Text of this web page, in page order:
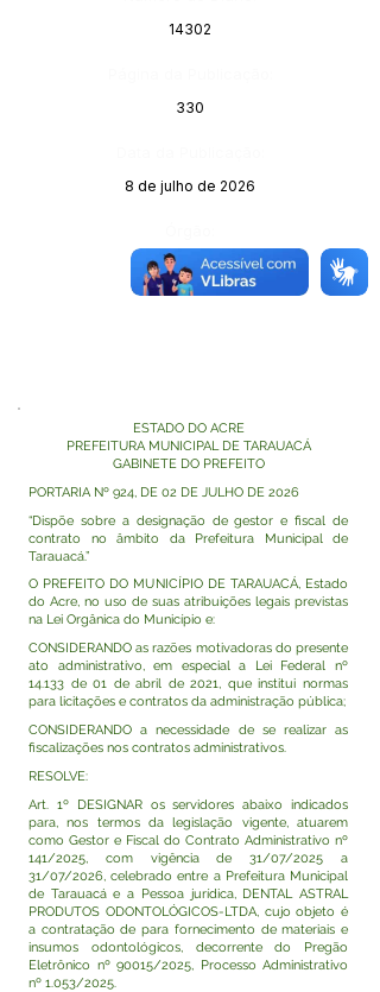
14302
330
8 de julho de 2026
ESTADO DO ACRE
PREFEITURA MUNICIPAL DE TARAUACÁ
GABINETE DO PREFEITO
PORTARIA Nº 924, DE 02 DE JULHO DE 2026
“Dispõe sobre a designação de gestor e fiscal de
contrato no âmbito da Prefeitura Municipal de
Tarauacá.”
O PREFEITO DO MUNICÍPIO DE TARAUACÁ, Estado
do Acre, no uso de suas atribuições legais previstas
na Lei Orgânica do Município e:
CONSIDERANDO as razões motivadoras do presente
ato administrativo, em especial a Lei Federal nº
14.133 de 01 de abril de 2021, que institui normas
para licitações e contratos da administração pública;
CONSIDERANDO a necessidade de se realizar as
fiscalizações nos contratos administrativos.
RESOLVE:
Art. 1º DESIGNAR os servidores abaixo indicados
para, nos termos da legislação vigente, atuarem
como Gestor e Fiscal do Contrato Administrativo nº
141/2025, com vigência de 31/07/2025 a
31/07/2026, celebrado entre a Prefeitura Municipal
de Tarauacá e a Pessoa jurídica, DENTAL ASTRAL
PRODUTOS ODONTOLÓGICOS-LTDA, cujo objeto é
a contratação de para fornecimento de materiais e
insumos odontológicos, decorrente do Pregão
Eletrônico nº 90015/2025, Processo Administrativo
nº 1.053/2025.